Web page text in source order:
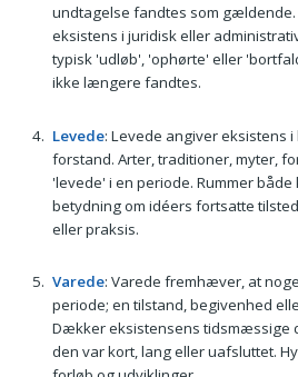
undtagelse fandtes som
eksistens i juridisk eller
typisk 'udløb', 'ophørte' eller
ikke længere fandtes.
Levede: Levede angiver eksistens
forstand. Arter, traditioner, myter,
'levede' i en periode. Rummer
betydning om idéers fortsatte
eller praksis.
Varede: Varede fremhæver, at
periode; en tilstand, begivenhed
Dækker eksistensens tidsmæssige
den var kort, lang eller uafsluttet.